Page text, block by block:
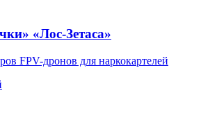
«Лос-Зетаса»
FPV-дронов для наркокартелей